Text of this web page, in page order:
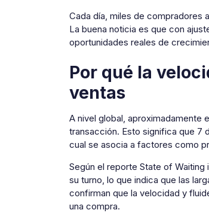
Cada día, miles de compradores
La buena noticia es que con
oportunidades reales de
Por qué la
ventas
A nivel global, aproximadamente
transacción. Esto significa que 7
cual se asocia a factores como
Según el reporte State of Waiting
su turno, lo que indica que las
confirman que la velocidad y
una compra.